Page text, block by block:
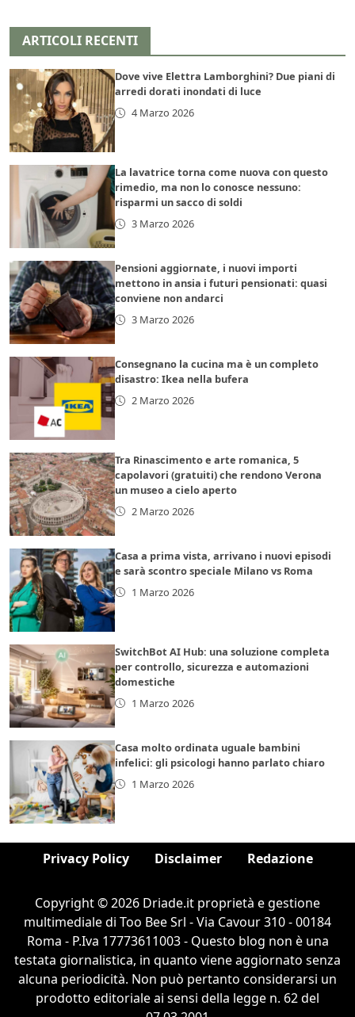
ARTICOLI RECENTI
Dove vive Elettra Lamborghini? Due piani di
arredi dorati inondati di luce
4 Marzo 2026
La lavatrice torna come nuova con questo
rimedio, ma non lo conosce nessuno:
risparmi un sacco di soldi
3 Marzo 2026
Pensioni aggiornate, i nuovi importi
mettono in ansia i futuri pensionati: quasi
conviene non andarci
3 Marzo 2026
Consegnano la cucina ma è un completo
disastro: Ikea nella bufera
2 Marzo 2026
Tra Rinascimento e arte romanica, 5
capolavori (gratuiti) che rendono Verona
un museo a cielo aperto
2 Marzo 2026
Casa a prima vista, arrivano i nuovi episodi
e sarà scontro speciale Milano vs Roma
1 Marzo 2026
SwitchBot AI Hub: una soluzione completa
per controllo, sicurezza e automazioni
domestiche
1 Marzo 2026
Casa molto ordinata uguale bambini
infelici: gli psicologi hanno parlato chiaro
1 Marzo 2026
Privacy Policy Disclaimer Redazione
Copyright © 2026 Driade.it proprietà e gestione
multimediale di Too Bee Srl - Via Cavour 310 - 00184
Roma - P.Iva 17773611003 - Questo blog non è una
testata giornalistica, in quanto viene aggiornato senza
alcuna periodicità. Non può pertanto considerarsi un
prodotto editoriale ai sensi della legge n. 62 del